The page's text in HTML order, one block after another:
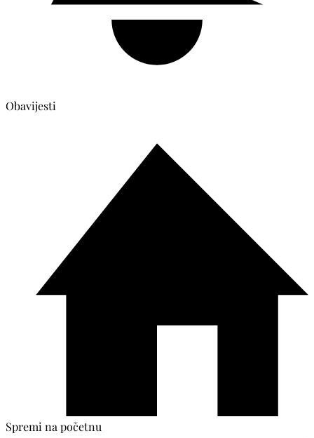
Obavijesti
Spremi na početnu